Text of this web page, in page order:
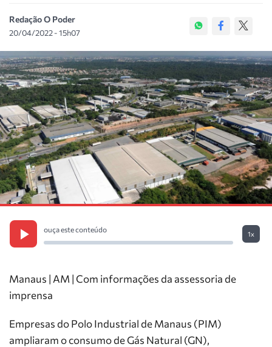
Redação O Poder
20/04/2022 - 15h07
ouça este conteúdo
1x
Manaus | AM | Com informações da assessoria de
imprensa
Empresas do Polo Industrial de Manaus (PIM)
ampliaram o consumo de Gás Natural (GN),